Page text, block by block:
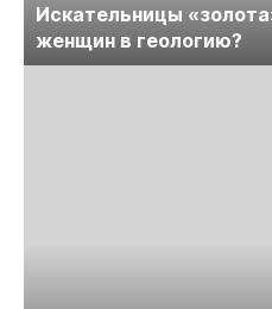
Искательницы
женщин в геологию?